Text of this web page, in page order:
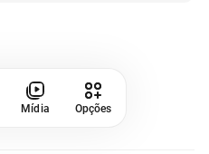
Mídia Opções